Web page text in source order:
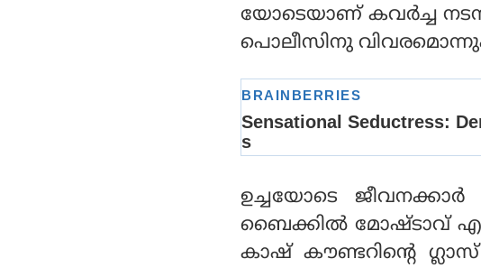
യോടെയാണ് കവര്‍ച്ച
പൊലീസിനു വിവരമൊന്നും
ഉച്ചയോടെ
ബൈക്കില്‍ മോഷ്ടാവ്
കാഷ് കൗണ്ടറിന്റെ